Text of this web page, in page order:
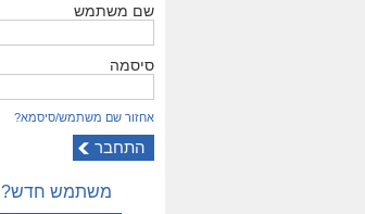
שם משתמש
סיסמה
אחזור שם משתמש/סיסמא?
משתמש חדש?